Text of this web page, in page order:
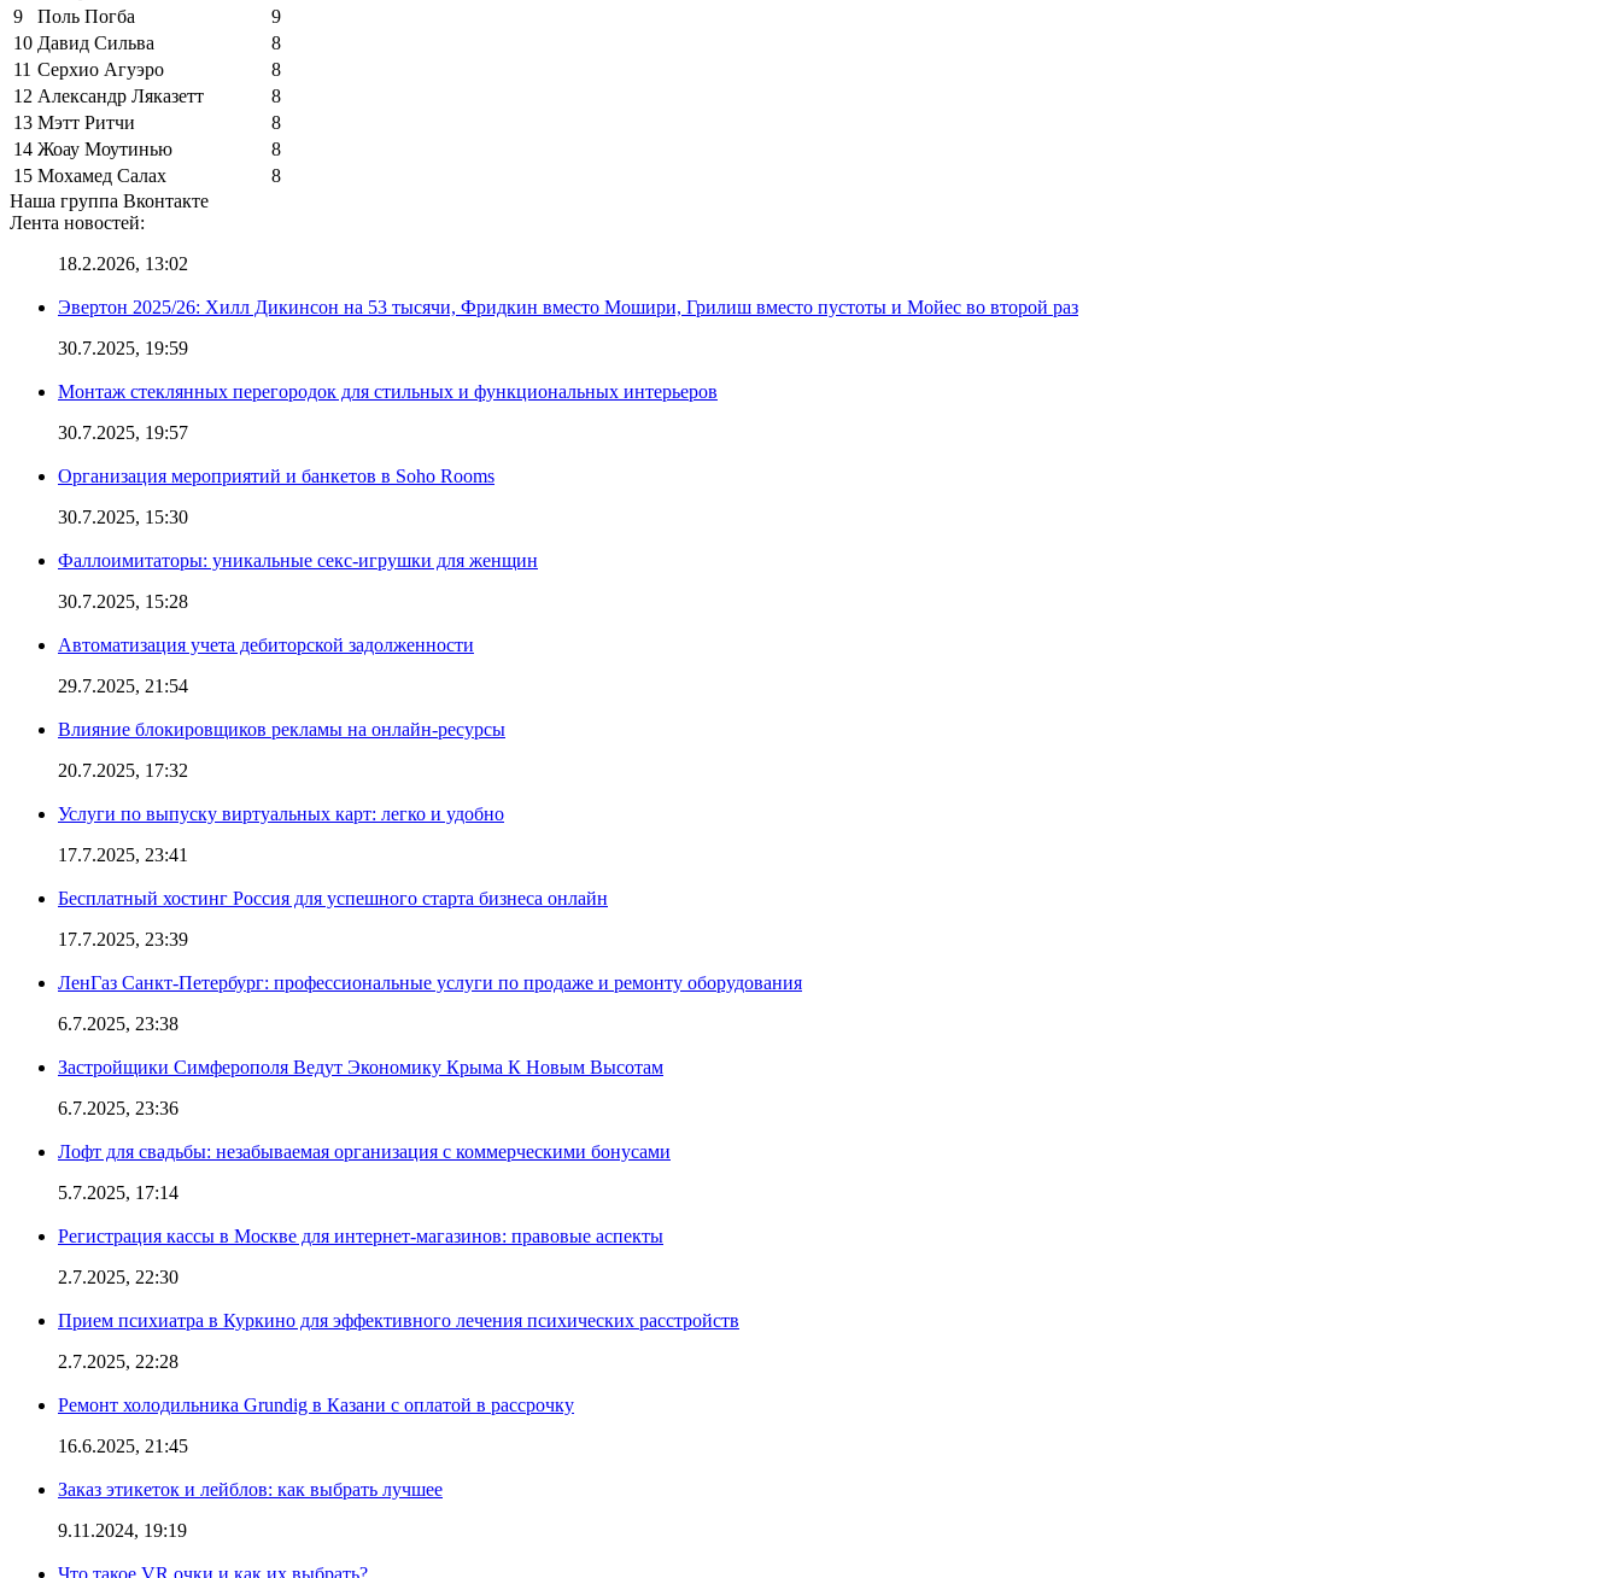
9
Поль Погба
9
10 Давид Сильва
8
11 Серхио Агуэро
8
12 Александр Ляказетт
8
13 Мэтт Ритчи
8
14 Жоау Моутинью
8
15 Мохамед Салах
8
Наша группа Вконтакте
Лента новостей:
18.2.2026, 13:02
Эвертон 2025/26: Хилл Дикинсон на 53 тысячи, Фридкин вместо Мошири, Грилиш вместо пустоты и Мойес во второй раз
30.7.2025, 19:59
Монтаж стеклянных перегородок для стильных и функциональных интерьеров
30.7.2025, 19:57
Организация мероприятий и банкетов в Soho Rooms
30.7.2025, 15:30
Фаллоимитаторы: уникальные секс-игрушки для женщин
30.7.2025, 15:28
Автоматизация учета дебиторской задолженности
29.7.2025, 21:54
Влияние блокировщиков рекламы на онлайн-ресурсы
20.7.2025, 17:32
Услуги по выпуску виртуальных карт: легко и удобно
17.7.2025, 23:41
Бесплатный хостинг Россия для успешного старта бизнеса онлайн
17.7.2025, 23:39
ЛенГаз Санкт-Петербург: профессиональные услуги по продаже и ремонту оборудования
6.7.2025, 23:38
Застройщики Симферополя Ведут Экономику Крыма К Новым Высотам
6.7.2025, 23:36
Лофт для свадьбы: незабываемая организация с коммерческими бонусами
5.7.2025, 17:14
Регистрация кассы в Москве для интернет-магазинов: правовые аспекты
2.7.2025, 22:30
Прием психиатра в Куркино для эффективного лечения психических расстройств
2.7.2025, 22:28
Ремонт холодильника Grundig в Казани с оплатой в рассрочку
16.6.2025, 21:45
Заказ этикеток и лейблов: как выбрать лучшее
9.11.2024, 19:19
Что такое VR очки и как их выбрать?